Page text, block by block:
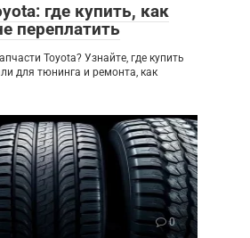
где купить, как
переплатить
Toyota? Узнайте, где купить
для тюнинга и ремонта, как
0